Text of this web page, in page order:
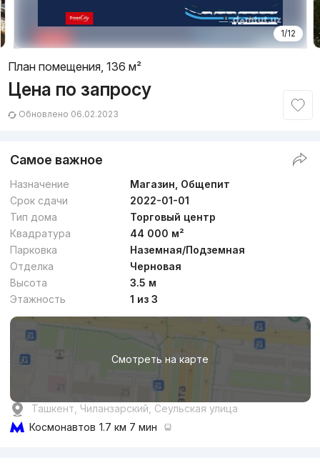
1/12
План помещения, 136 м²
Цена по запросу
Обновлено 06.02.2023
Самое важное
Назначение
Магазин, Общепит
Срок сдачи
2022-01-01
Тип дома
Торговый центр
Квадратура
44 000 м²
Парковка
Наземная/Подземная
Отделка
Черновая
Высота
3.5 м
Этажность
1 из 3
Смотреть на карте
Ташкент, Чиланзарский, Сеульская улица
Космонавтов 1.7 км 7 мин